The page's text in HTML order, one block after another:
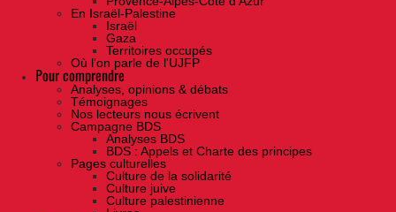
En Israël-Palestine
Israël
Gaza
Territoires occupés
Où l'on parle de l'UJFP
Pour comprendre
Analyses, opinions & débats
Témoignages
Nos lecteurs nous écrivent
Campagne BDS
Analyses BDS
BDS : Appels et Charte des principes
Pages culturelles
Culture de la solidarité
Culture juive
Culture palestinienne